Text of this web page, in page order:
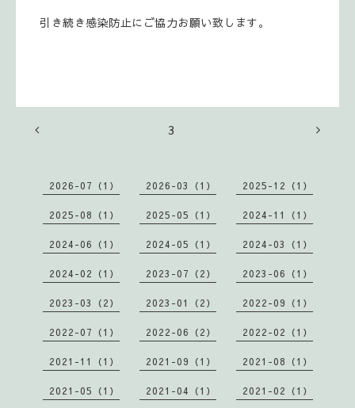
引き続き感染防止にご協力お願い致します。
3
2026-07（1） 2026-03（1） 2025-12（1）
2025-08（1） 2025-05（1） 2024-11（1）
2024-06（1） 2024-05（1） 2024-03（1）
2024-02（1） 2023-07（2） 2023-06（1）
2023-03（2） 2023-01（2） 2022-09（1）
2022-07（1） 2022-06（2） 2022-02（1）
2021-11（1） 2021-09（1） 2021-08（1）
2021-05（1） 2021-04（1） 2021-02（1）